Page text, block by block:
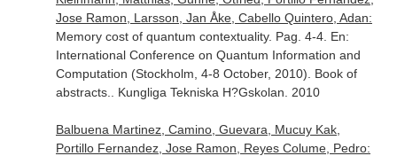
Jose Ramon, Larsson, Jan Åke, Cabello Quintero, Adan:
Memory cost of quantum contextuality. Pag. 4-4. En:
International Conference on Quantum Information and
Computation (Stockholm, 4-8 October, 2010). Book of
abstracts.
. Kungliga Tekniska H?Gskolan. 2010
Balbuena Martinez, Camino, Guevara, Mucuy Kak,
Portillo Fernandez, Jose Ramon, Reyes Colume, Pedro: